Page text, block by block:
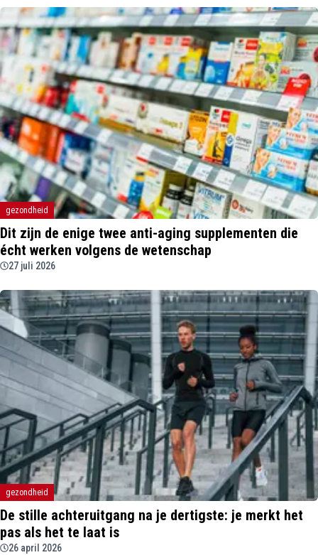
gezondheid
Dit zijn de enige twee anti-aging supplementen die
écht werken volgens de wetenschap
27 juli 2026
gezondheid
De stille achteruitgang na je dertigste: je merkt het
pas als het te laat is
26 april 2026